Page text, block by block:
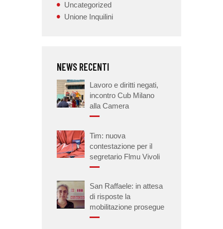
Uncategorized
Unione Inquilini
NEWS RECENTI
Lavoro e diritti negati,
incontro Cub Milano
alla Camera
Tim: nuova
contestazione per il
segretario Flmu Vivoli
San Raffaele: in attesa
di risposte la
mobilitazione prosegue